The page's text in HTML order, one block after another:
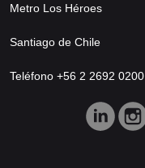
Metro Los Héroes
Santiago de Chile
Teléfono +56 2 2692 0200